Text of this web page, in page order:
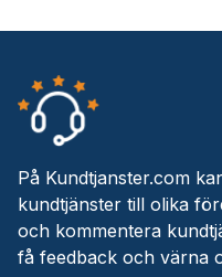
På Kundtjanster.com
kundtjänster till olika
och kommentera
få feedback och värna